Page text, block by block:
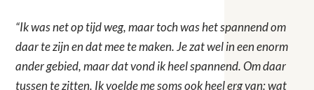
“Ik was net op tijd weg, maar toch was het spannend om
daar te zijn en dat mee te maken. Je zat wel in een enorm
ander gebied, maar dat vond ik heel spannend. Om daar
tussen te zitten. Ik voelde me soms ook heel erg van: wat